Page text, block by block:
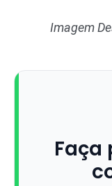
Imagem
Faça